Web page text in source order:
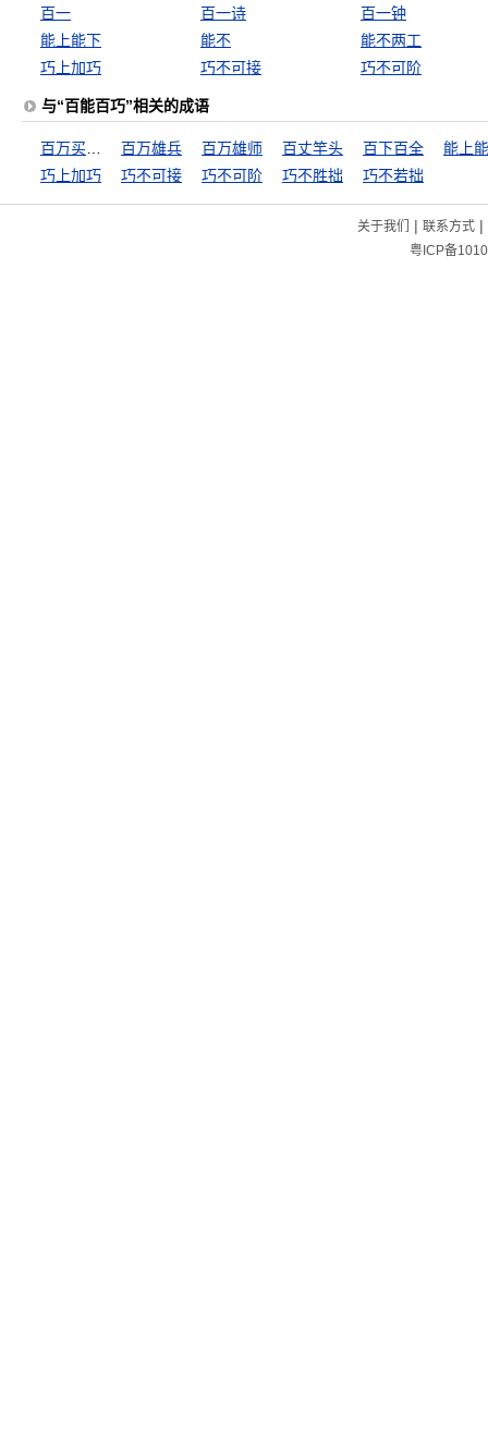
百一 百一诗
百一钟
能上能下
能不
能不两工
巧上加巧
巧不可接 巧不可阶
与“百能百巧”相关的成语
百万雄兵 百万雄师 百丈竿头 百下百全
能上
巧上加巧
巧不可接 巧不可阶 巧不胜拙 巧不若拙
关于我们 | 联系方式|
粤ICP备